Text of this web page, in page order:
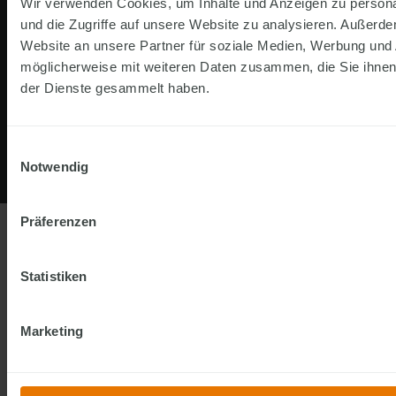
Wir verwenden Cookies, um Inhalte und Anzeigen zu
und die Zugriffe auf unsere Website zu analysieren.
Website an unsere Partner für soziale Medien, Werbung
möglicherweise mit weiteren Daten zusammen, die Sie
der Dienste gesammelt haben.
Notwendig
Präferenzen
Statistiken
Marketing
© 2026. FINGERHAUS GMBH. ALLE RECHTE VORBEHALTEN
IMPRESSUMDATENSCHUTZRECHTLICHES